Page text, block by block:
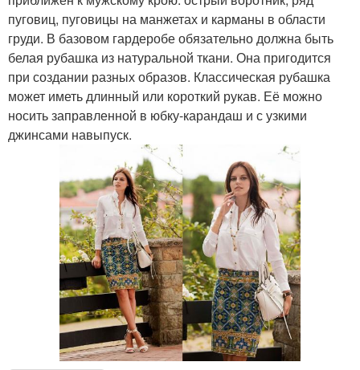
пуговиц, пуговицы на манжетах и карманы в области
груди. В базовом гардеробе обязательно должна быть
белая рубашка из натуральной ткани. Она пригодится
при создании разных образов. Классическая рубашка
может иметь длинный или короткий рукав. Её можно
носить заправленной в юбку-карандаш и с узкими
джинсами навыпуск.